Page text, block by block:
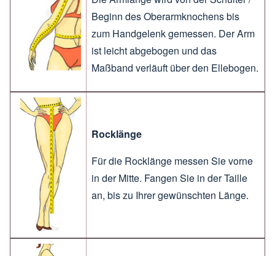
Beginn des Oberarmknochens bis
zum Handgelenk gemessen. Der Arm
ist leicht abgebogen und das
Maßband verläuft über den Ellebogen.
Rocklänge
Für die Rocklänge messen Sie vorne
in der Mitte. Fangen Sie in der Taille
an, bis zu Ihrer gewünschten Länge.